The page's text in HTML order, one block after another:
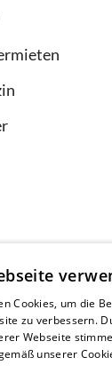
Cookies, um die
zu verbessern.
Webseite
unserer